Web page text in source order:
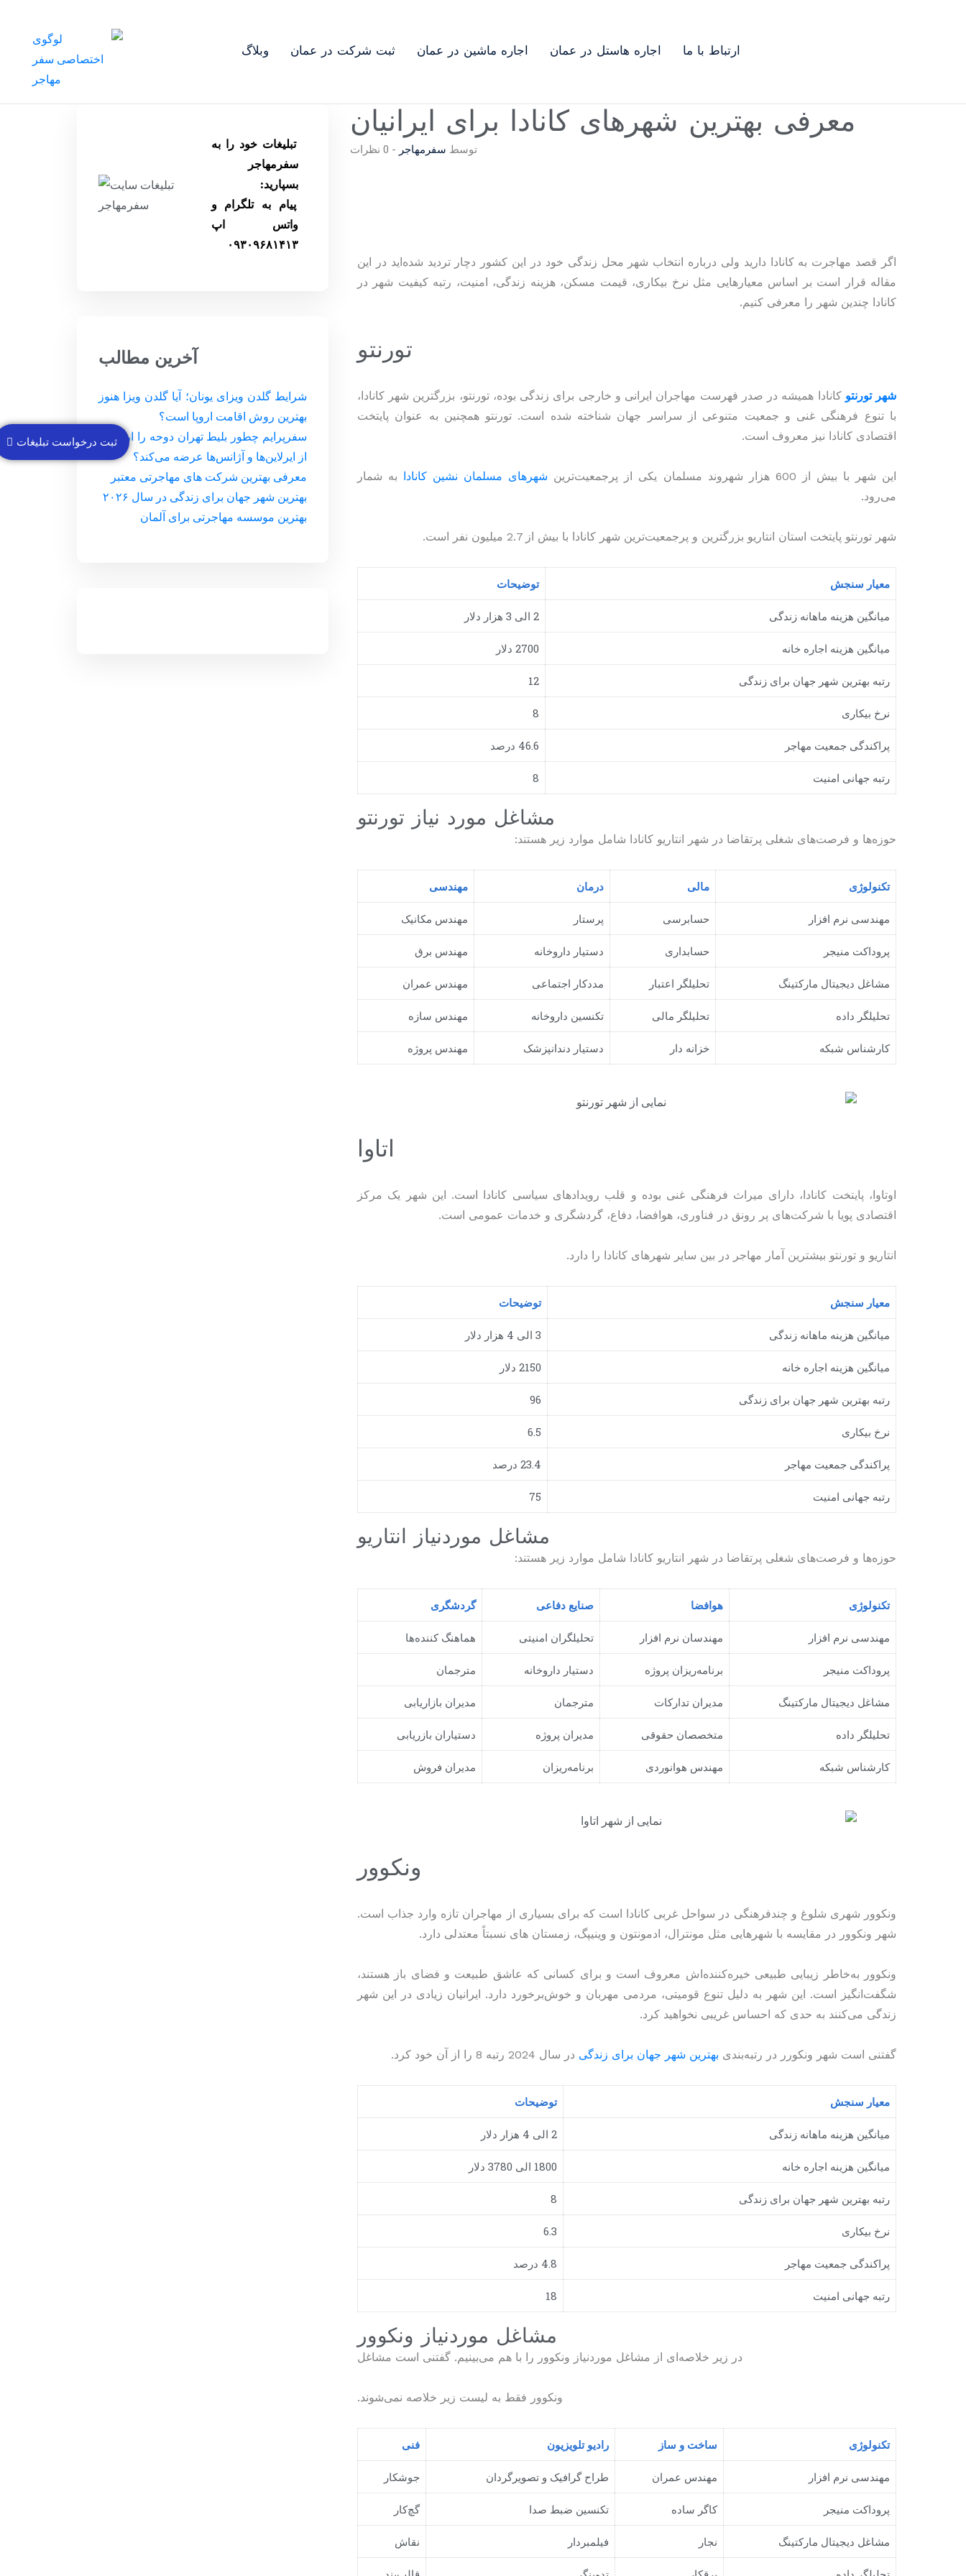
وبلاگ ثبت شرکت در عمان اجاره ماشین در عمان اجاره هاستل در عمان ارتباط با ما
معرفی بهترین شهرهای کانادا برای ایرانیان
توسط سفرمهاجر - 0 نظرات
اگر قصد مهاجرت به کانادا دارید ولی درباره انتخاب شهر محل زندگی خود در این کشور دچار تردید شده‌اید در این
مقاله قرار است بر اساس معیارهایی مثل نرخ بیکاری، قیمت مسکن، هزینه زندگی، امنیت، رتبه کیفیت شهر در
کانادا چندین شهر را معرفی کنیم.
تورنتو
شهر تورنتو کانادا همیشه در صدر فهرست مهاجران ایرانی و خارجی برای زندگی بوده، تورنتو، بزرگترین شهر کانادا،
با تنوع فرهنگی غنی و جمعیت متنوعی از سراسر جهان شناخته شده است. تورنتو همچنین به عنوان پایتخت
اقتصادی کانادا نیز معروف است.
این شهر با بیش از 600 هزار شهروند مسلمان یکی از پرجمعیت‌ترین شهرهای مسلمان نشین کانادا به شمار
می‌رود.
شهر تورنتو پایتخت استان انتاریو بزرگترین و پرجمعیت‌ترین شهر کانادا با بیش از 2.7 میلیون نفر است.
معیار سنجش توضیحات
میانگین هزینه ماهانه زندگی 2 الی 3 هزار دلار
میانگین هزینه اجاره خانه 2700 دلار
رتبه بهترین شهر جهان برای زندگی 12
نرخ بیکاری 8
پراکندگی جمعیت مهاجر 46.6 درصد
رتبه جهانی امنیت 8
مشاغل مورد نیاز تورنتو
حوزه‌ها و فرصت‌های شغلی پرتقاضا در شهر انتاریو کانادا شامل موارد زیر هستند:
تکنولوژی مالی درمان مهندسی
مهندسی نرم افزار حسابرسی پرستار مهندس مکانیک
پروداکت منیجر حسابداری دستیار داروخانه مهندس برق
مشاغل دیجیتال مارکتینگ تحلیلگر اعتبار مددکار اجتماعی مهندس عمران
تحلیلگر داده تحلیلگر مالی تکنسین داروخانه مهندس سازه
کارشناس شبکه خزانه دار دستیار دندانپزشک مهندس پروژه
اتاوا
اوتاوا، پایتخت کانادا، دارای میراث فرهنگی غنی بوده و قلب رویدادهای سیاسی کانادا است. این شهر یک مرکز
اقتصادی پویا با شرکت‌های پر رونق در فناوری، هوافضا، دفاع، گردشگری و خدمات عمومی است.
انتاریو و تورنتو بیشترین آمار مهاجر در بین سایر شهرهای کانادا را دارد.
معیار سنجش توضیحات
میانگین هزینه ماهانه زندگی 3 الی 4 هزار دلار
میانگین هزینه اجاره خانه 2150 دلار
رتبه بهترین شهر جهان برای زندگی 96
نرخ بیکاری 6.5
پراکندگی جمعیت مهاجر 23.4 درصد
رتبه جهانی امنیت 75
مشاغل موردنیاز انتاریو
حوزه‌ها و فرصت‌های شغلی پرتقاضا در شهر انتاریو کانادا شامل موارد زیر هستند:
تکنولوژی هوافضا صنایع دفاعی گردشگری
مهندسی نرم افزار مهندسان نرم افزار تحلیلگران امنیتی هماهنگ کننده‌ها
پروداکت منیجر برنامه‌ریزان پروژه دستیار داروخانه مترجمان
مشاغل دیجیتال مارکتینگ مدیران تدارکات مترجمان مدیران بازاریابی
تحلیلگر داده متخصصان حقوقی مدیران پروژه دستیاران بازریابی
کارشناس شبکه مهندس هوانوردی برنامه‌ریزان مدیران فروش
ونکوور
ونکوور شهری شلوغ و چندفرهنگی در سواحل غربی کانادا است که برای بسیاری از مهاجران تازه وارد جذاب است.
شهر ونکوور در مقایسه با شهرهایی مثل مونترال، ادمونتون و وینیپگ، زمستان های نسبتاً معتدلی دارد.
ونکوور به‌خاطر زیبایی طبیعی خیره‌کننده‌اش معروف است و برای کسانی که عاشق طبیعت و فضای باز هستند،
شگفت‌انگیز است. این شهر به دلیل تنوع قومیتی، مردمی مهربان و خوش‌برخورد دارد. ایرانیان زیادی در این شهر
زندگی می‌کنند به حدی که احساس غریبی نخواهید کرد.
گفتنی است شهر ونکورر در رتبه‌بندی بهترین شهر جهان برای زندگی در سال 2024 رتبه 8 را از آن خود کرد.
معیار سنجش توضیحات
میانگین هزینه ماهانه زندگی 2 الی 4 هزار دلار
میانگین هزینه اجاره خانه 1800 الی 3780 دلار
رتبه بهترین شهر جهان برای زندگی 8
نرخ بیکاری 6.3
پراکندگی جمعیت مهاجر 4.8 درصد
رتبه جهانی امنیت 18
مشاغل موردنیاز ونکوور
در زیر خلاصه‌ای از مشاغل موردنیاز ونکوور را با هم می‌بینیم. گفتنی است مشاغل
.ونکوور فقط به لیست زیر خلاصه نمی‌شوند
تکنولوژی ساخت و ساز رادیو تلویزیون فنی
مهندسی نرم افزار مهندس عمران طراح گرافیک و تصویرگردان جوشکار
پروداکت منیجر کاگر ساده تکنسین ضبط صدا گچ‌کار
مشاغل دیجیتال مارکتینگ نجار فیلمبردار نقاش
ثبت درخواست تبلیغات
تبلیغات خود را به
سفرمهاجر
بسپارید:
پیام به تلگرام و
واتس اپ
۰۹۳۰۹۶۸۱۴۱۳
آخرین مطالب
شرایط گلدن ویزای یونان؛ آیا گلدن ویزا هنوز
بهترین روش اقامت اروپا است؟
سفرپرایم چطور بلیط تهران دوحه را ارزان‌تر
از ایرلاین‌ها و آژانس‌ها عرضه می‌کند؟
معرفی بهترین شرکت های مهاجرتی معتبر
بهترین شهر جهان برای زندگی در سال ۲۰۲۶
بهترین موسسه مهاجرتی برای آلمان